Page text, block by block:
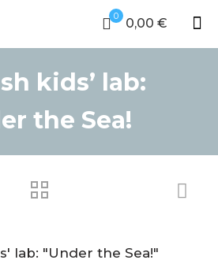
0 0,00 €
kids’ lab:
the Sea!
lab: "Under the Sea!"